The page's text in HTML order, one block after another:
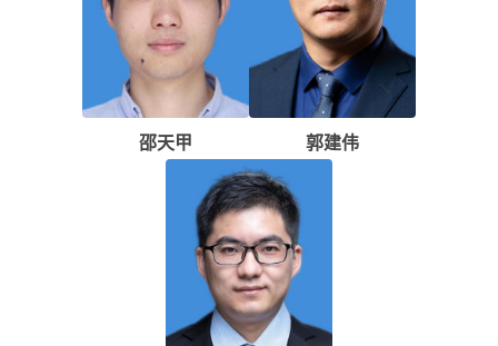
邵天甲 郭建伟